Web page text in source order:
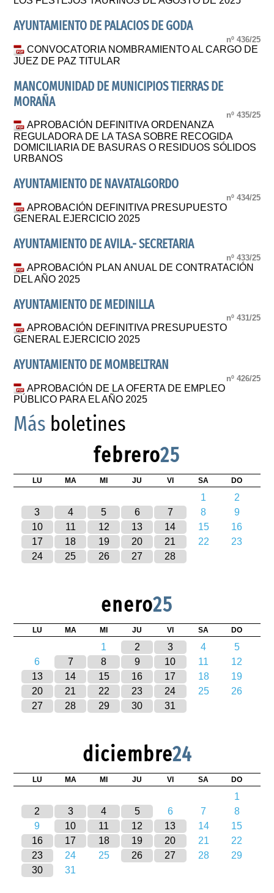
AYUNTAMIENTO DE PALACIOS DE GODA
nº 436/25
CONVOCATORIA NOMBRAMIENTO AL CARGO DE
JUEZ DE PAZ TITULAR
MANCOMUNIDAD DE MUNICIPIOS TIERRAS DE
MORAÑA
nº 435/25
APROBACIÓN DEFINITIVA ORDENANZA
REGULADORA DE LA TASA SOBRE RECOGIDA
DOMICILIARIA DE BASURAS O RESIDUOS SÓLIDOS
URBANOS
AYUNTAMIENTO DE NAVATALGORDO
nº 434/25
APROBACIÓN DEFINITIVA PRESUPUESTO
GENERAL EJERCICIO 2025
AYUNTAMIENTO DE AVILA.- SECRETARIA
nº 433/25
APROBACIÓN PLAN ANUAL DE CONTRATACIÓN
DEL AÑO 2025
AYUNTAMIENTO DE MEDINILLA
nº 431/25
APROBACIÓN DEFINITIVA PRESUPUESTO
GENERAL EJERCICIO 2025
AYUNTAMIENTO DE MOMBELTRAN
nº 426/25
APROBACIÓN DE LA OFERTA DE EMPLEO
PÚBLICO PARA EL AÑO 2025
Más boletines
febrero25
LU MA MI JU VI SA DO
1
2
3
4 5 6 7 8
9
10
11 12 13 14 15
16
17
18 19 20 21 22
23
24
25 26 27 28
enero25
LU MA MI JU VI SA DO
1 2 3 4
5
6
7 8 9 10 11
12
13
14 15 16 17 18
19
20
21 22 23 24 25
26
27
28 29 30 31
diciembre24
LU MA MI JU VI SA DO
1
2
3 4 5 6 7
8
9
10 11 12 13 14
15
16
17 18 19 20 21
22
23
24 25 26 27 28
29
30
31